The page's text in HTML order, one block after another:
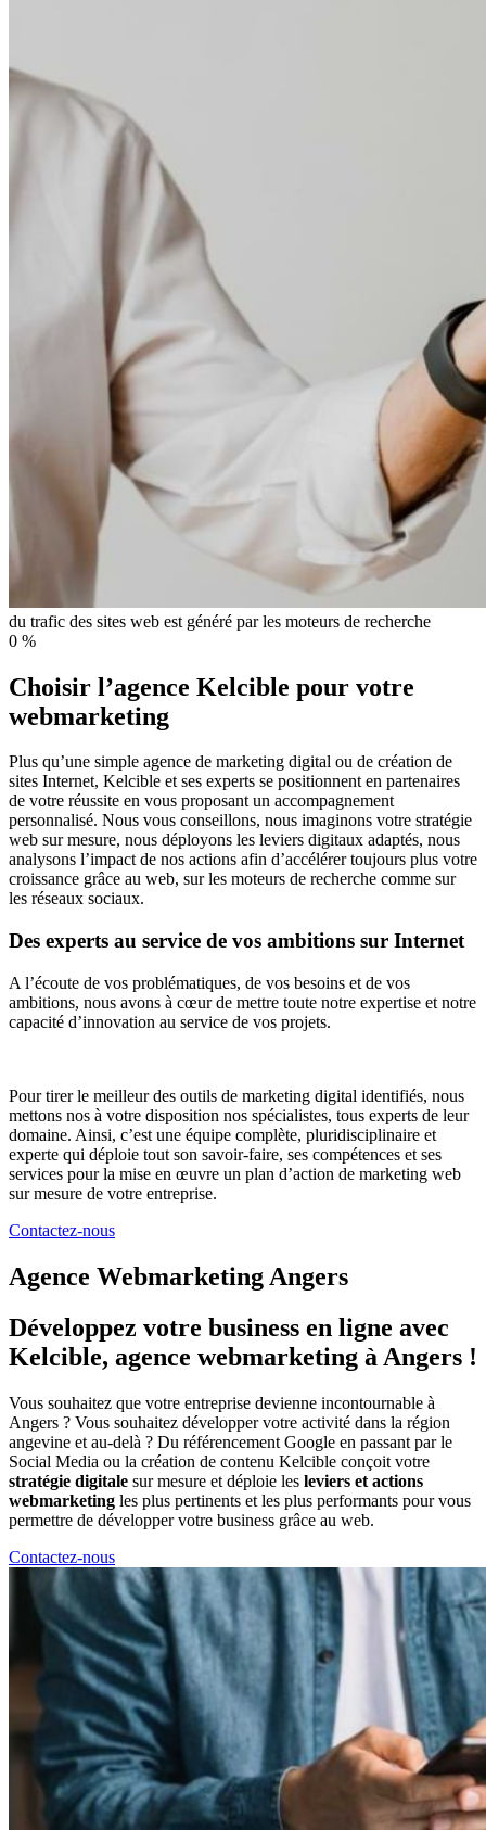
du trafic des sites web est généré par les moteurs de recherche
0 %
Choisir l’agence Kelcible pour votre
webmarketing
Plus qu’une simple agence de marketing digital ou de création de
sites Internet, Kelcible et ses experts se positionnent en partenaires
de votre réussite en vous proposant un accompagnement
personnalisé. Nous vous conseillons, nous imaginons votre stratégie
web sur mesure, nous déployons les leviers digitaux adaptés, nous
analysons l’impact de nos actions afin d’accélérer toujours plus votre
croissance grâce au web, sur les moteurs de recherche comme sur
les réseaux sociaux.
Des experts au service de vos ambitions sur Internet
A l’écoute de vos problématiques, de vos besoins et de vos
ambitions, nous avons à cœur de mettre toute notre expertise et notre
capacité d’innovation au service de vos projets.
Pour tirer le meilleur des outils de marketing digital identifiés, nous
mettons nos à votre disposition nos spécialistes, tous experts de leur
domaine. Ainsi, c’est une équipe complète, pluridisciplinaire et
experte qui déploie tout son savoir-faire, ses compétences et ses
services pour la mise en œuvre un plan d’action de marketing web
sur mesure de votre entreprise.
Contactez-nous
Agence Webmarketing Angers
Développez votre business en ligne avec
Kelcible, agence webmarketing à Angers !
Vous souhaitez que votre entreprise devienne incontournable à
Angers ? Vous souhaitez développer votre activité dans la région
angevine et au-delà ? Du référencement Google en passant par le
Social Media ou la création de contenu Kelcible conçoit votre
stratégie digitale sur mesure et déploie les leviers et actions
webmarketing les plus pertinents et les plus performants pour vous
permettre de développer votre business grâce au web.
Contactez-nous